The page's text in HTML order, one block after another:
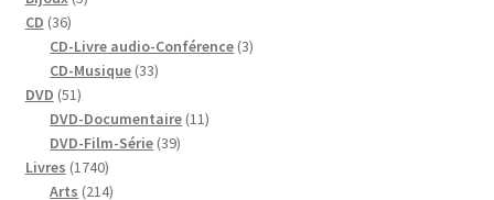
CD 3636
produits
CD-Livre audio-Conférence 33
CD-Musique 3333
DVD 5151
produits
DVD-Documentaire 1111
DVD-Film-Série 3939
Livres 17401740
produits
Arts 214214